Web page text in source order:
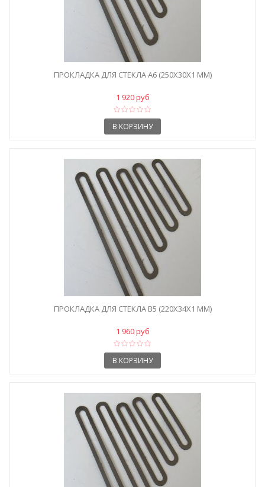
ПРОКЛАДКА ДЛЯ СТЕКЛА A6 (250X30X1 ММ)
1 920 руб
В КОРЗИНУ
ПРОКЛАДКА ДЛЯ СТЕКЛА B5 (220X34X1 ММ)
1 960 руб
В КОРЗИНУ